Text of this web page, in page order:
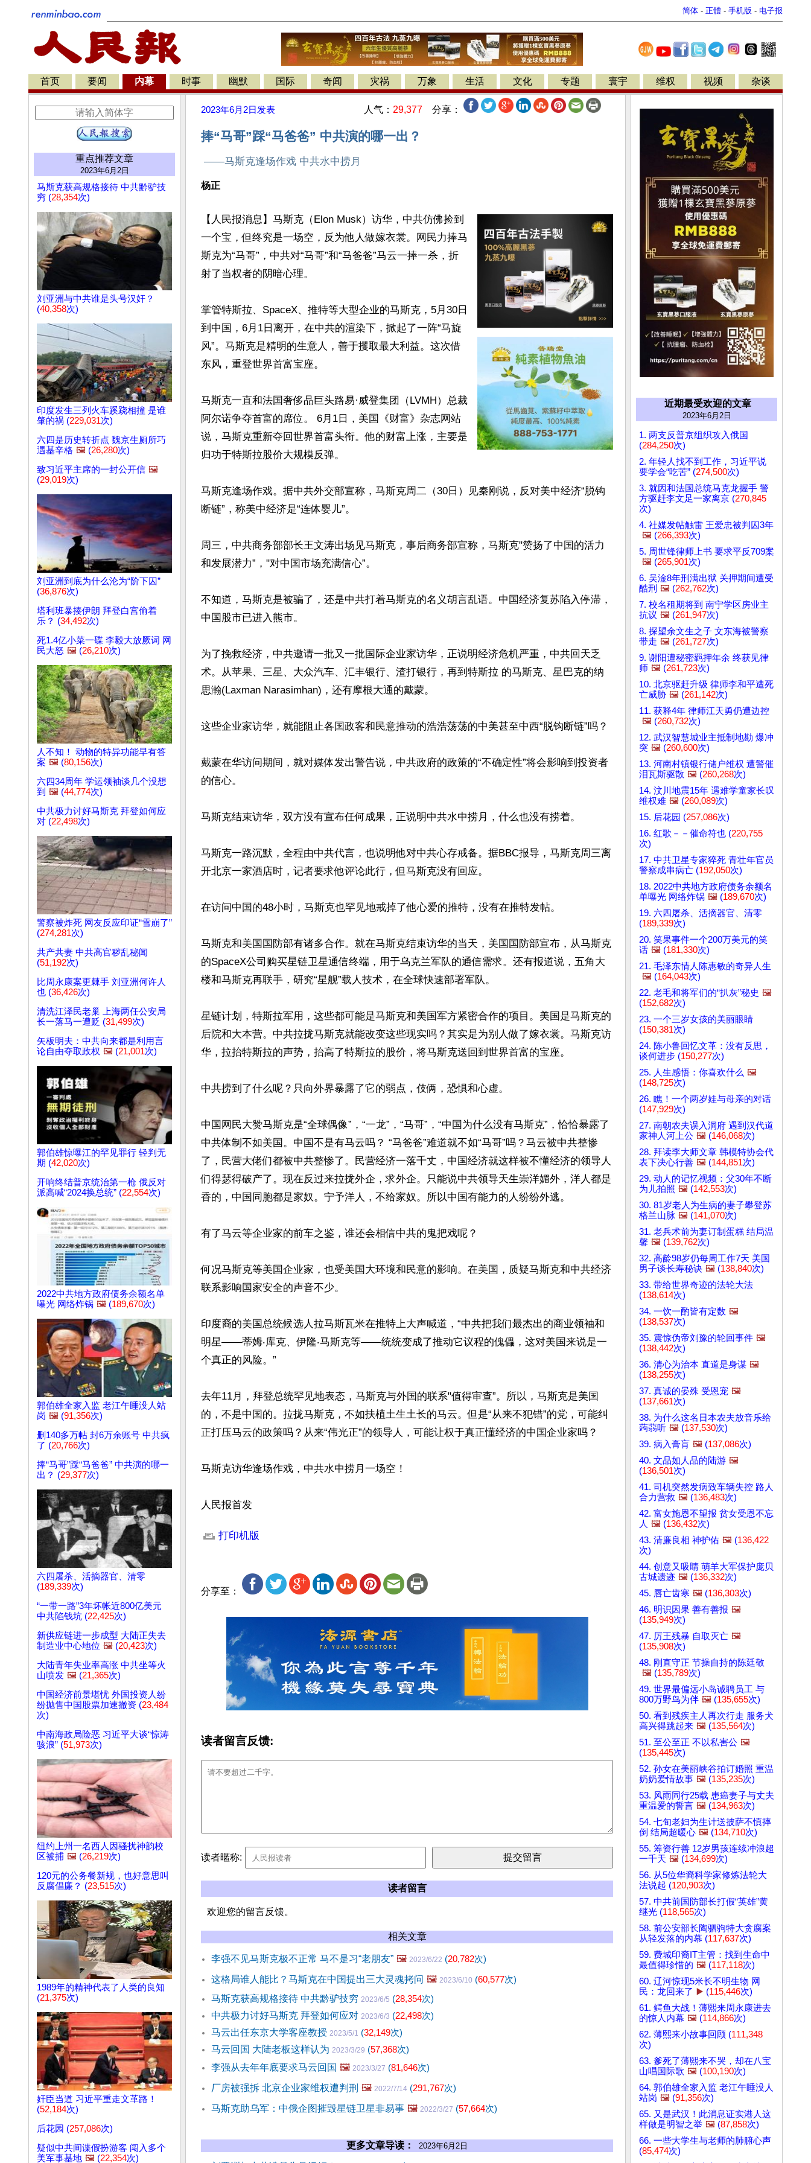
简体 - 正體 - 手机版 - 电子报
首页 要闻 内幕 时事 幽默 国际 奇闻 灾祸 万象 生活 文化 专题 寰宇 维权 视频 杂谈
重点推荐文章
2023年6月2日
马斯克获高规格接待 中共黔驴技
穷 (28,354次)
刘亚洲与中共谁是头号汉奸？
(40,358次)
印度发生三列火车蹊跷相撞 是谁
肇的祸 (229,031次)
六四是历史转折点 魏京生厕所巧
遇基辛格 🖼️ (26,280次)
致习近平主席的一封公开信 🖼️
(29,019次)
刘亚洲到底为什么沦为“阶下囚”
(36,876次)
塔利班暴揍伊朗 拜登白宫偷着
乐？ (34,492次)
死1.4亿小菜一碟 李毅大放厥词 网
民大怒 🖼️ (26,210次)
人不知！ 动物的特异功能早有答
案 🖼️ (80,156次)
六四34周年 学运领袖谈几个没想
到 🖼️ (44,774次)
中共极力讨好马斯克 拜登如何应
对 (22,498次)
警察被炸死 网友反应印证“雪崩了”
(274,281次)
共产共妻 中共高官秽乱秘闻
(51,192次)
比周永康案更棘手 刘亚洲何许人
也 (36,426次)
清洗江泽民老巢 上海两任公安局
长一落马一遭贬 (31,499次)
矢板明夫：中共向来都是利用言
论自由夺取政权 🖼️ (21,001次)
郭伯雄惊曝江的罕见罪行 轻判无
期 (42,020次)
开响终结普京统治第一枪 俄反对
派高喊“2024换总统” (22,554次)
2022中共地方政府债务余额名单
曝光 网络炸锅 🖼️ (189,670次)
郭伯雄全家入监 老江午睡没人站
岗 🖼️ (91,356次)
删140多万帖 封6万余账号 中共疯
了 (20,766次)
捧“马哥”踩“马爸爸” 中共演的哪一
出？ (29,377次)
六四屠杀、活摘器官、清零
(189,339次)
“一带一路”3年坏帐近800亿美元
中共陷钱坑 (22,425次)
新供应链进一步成型 大陆正失去
制造业中心地位 🖼️ (20,423次)
大陆青年失业率高涨 中共坐等火
山喷发 🖼️ (21,365次)
中国经济前景堪忧 外国投资人纷
纷抛售中国股票加速撤资 (23,484
次)
中南海政局险恶 习近平大谈“惊涛
骇浪” (51,973次)
纽约上州一名西人因骚扰神韵校
区被捕 🖼️ (26,219次)
120元的公务餐新规，也好意思叫
反腐倡廉？ (23,515次)
1989年的精神代表了人类的良知
(21,375次)
奸臣当道 习近平重走文革路！
(52,184次)
后花园 (257,086次)
疑似中共间谍假扮游客 闯入多个
美军事基地 🖼️ (22,354次)
2023年6月2日 发表 人气： 29,377 分享：
捧“马哥”踩“马爸爸” 中共演的哪一出？
——马斯克逢场作戏 中共水中捞月
杨正
【人民报消息】马斯克（Elon Musk）访华，中共仿佛捡到
一个宝，但终究是一场空，反为他人做嫁衣裳。网民力捧马
斯克为“马哥”，中共对“马哥”和“马爸爸”马云一捧一杀，折
射了当权者的阴暗心理。
掌管特斯拉、SpaceX、推特等大型企业的马斯克，5月30日
到中国，6月1日离开，在中共的渲染下，掀起了一阵“马旋
风”。马斯克是精明的生意人，善于攫取最大利益。这次借
东风，重登世界首富宝座。
马斯克一直和法国奢侈品巨头路易·威登集团（LVMH）总裁
阿尔诺争夺首富的席位。 6月1日，美国《财富》杂志网站
说，马斯克重新夺回世界首富头衔。他的财富上涨，主要是
归功于特斯拉股价大规模反弹。
马斯克逢场作戏。据中共外交部宣称，马斯克周二（30日）见秦刚说，反对美中经济“脱钩
断链”，称美中经济是“连体婴儿”。
周三，中共商务部部长王文涛出场见马斯克，事后商务部宣称，马斯克"赞扬了中国的活力
和发展潜力”，"对中国市场充满信心”。
不知道，马斯克是被骗了，还是中共打着马斯克的名义胡言乱语。中国经济复苏陷入停滞，
中国股市已进入熊市。
为了挽救经济，中共邀请一批又一批国际企业家访华，正说明经济危机严重，中共回天乏
术。从苹果、三星、大众汽车、汇丰银行、渣打银行，再到特斯拉 的马斯克、星巴克的纳
思瀚(Laxman Narasimhan)，还有摩根大通的戴蒙。
这些企业家访华，就能阻止各国政客和民意推动的浩浩荡荡的中美甚至中西“脱钩断链”吗？
戴蒙在华访问期间，就对媒体发出警告说，中共政府的政策的“不确定性”将会影响到投资者
的信心。
马斯克结束访华，双方没有宣布任何成果，正说明中共水中捞月，什么也没有捞着。
马斯克一路沉默，全程由中共代言，也说明他对中共心存戒备。据BBC报导，马斯克周三离
开北京一家酒店时，记者要求他评论此行，但马斯克没有回应。
在访问中国的48小时，马斯克也罕见地戒掉了他心爱的推特，没有在推特发帖。
马斯克和美国国防部有诸多合作。就在马斯克结束访华的当天，美国国防部宣布，从马斯克
的SpaceX公司购买星链卫星通信终端，用于乌克兰军队的通信需求。还有报道说，五角大
楼和马斯克再联手，研究“星舰”载人技术，在全球快速部署军队。
星链计划，特斯拉军用，这些都可能是马斯克和美国军方紧密合作的项目。美国是马斯克的
后院和大本营。中共拉拢马斯克就能改变这些现实吗？其实是为别人做了嫁衣裳。马斯克访
华，拉抬特斯拉的声势，抬高了特斯拉的股价，将马斯克送回到世界首富的宝座。
中共捞到了什么呢？只向外界暴露了它的弱点，伎俩，恐惧和心虚。
中国网民大赞马斯克是“全球偶像”，“一龙”，“马哥”，“中国为什么没有马斯克”，恰恰暴露了
中共体制不如美国。中国不是有马云吗？ “马爸爸”难道就不如“马哥”吗？马云被中共整惨
了，民营大佬们都被中共整惨了。民营经济一落千丈，中国经济就这样被不懂经济的领导人
们得瑟得破产了。现在反过来拉拢外企，求外企。只能说中共领导天生崇洋媚外，洋人都是
香的，中国同胞都是家奴。宁予洋人，不给家奴。所以中国有能力的人纷纷外逃。
有了马云等企业家的前车之鉴，谁还会相信中共的鬼把戏呢？
何况马斯克等美国企业家，也受美国大环境和民意的影响。在美国，质疑马斯克和中共经济
联系影响国家安全的声音不少。
印度裔的美国总统候选人拉马斯瓦米在推特上大声喊道，“中共把我们最杰出的商业领袖和
明星——蒂姆‧库克、伊隆‧马斯克等——统统变成了推动它议程的傀儡，这对美国来说是一
个真正的风险。”
去年11月，拜登总统罕见地表态，马斯克与外国的联系"值得审查”。所以，马斯克是美国
的，不是中国的。拉拢马斯克，不如扶植土生土长的马云。但是“从来不犯错”的党，可能纠
正打压马云的政策吗？从来“伟光正”的领导人，可能让权于真正懂经济的中国企业家吗？
马斯克访华逢场作戏，中共水中捞月一场空！
人民报首发
打印机版
分享至：
读者留言反馈:
读者暱称:
读者留言
欢迎您的留言反馈。
相关文章
李强不见马斯克极不正常 马不是习“老朋友” 🖼️ 2023/6/22 (20,782次)
这格局谁人能比？马斯克在中国提出三大灵魂拷问 🖼️ 2023/6/10 (60,577次)
马斯克获高规格接待 中共黔驴技穷 2023/6/5 (28,354次)
中共极力讨好马斯克 拜登如何应对 2023/6/3 (22,498次)
马云出任东京大学客座教授 2023/5/1 (32,149次)
马云回国 大陆老板这样认为 2023/3/29 (57,368次)
李强从去年年底要求马云回国 🖼️ 2023/3/27 (81,646次)
厂房被强拆 北京企业家维权遭判刑 🖼️ 2022/7/14 (291,767次)
马斯克助乌军：中俄企图摧毁星链卫星非易事 🖼️ 2022/3/27 (57,664次)
更多文章导读： 2023年6月2日
近期最受欢迎的文章
2023年6月2日
1. 两支反普京组织攻入俄国
(284,250次)
2. 年轻人找不到工作，习近平说
要学会“吃苦” (274,500次)
3. 就因和法国总统马克龙握手 警
方驱赶李文足一家离京 (270,845
次)
4. 社媒发帖触雷 王爱忠被判囚3年
🖼️ (266,393次)
5. 周世锋律师上书 要求平反709案
🖼️ (265,901次)
6. 吴淦8年刑满出狱 关押期间遭受
酷刑 🖼️ (262,762次)
7. 校名租期将到 南宁学区房业主
抗议 🖼️ (261,947次)
8. 探望余文生之子 文东海被警察
带走 🖼️ (261,727次)
9. 谢阳遭秘密羁押年余 终获见律
师 🖼️ (261,723次)
10. 北京驱赶升级 律师李和平遭死
亡威胁 🖼️ (261,142次)
11. 获释4年 律师江天勇仍遭边控
🖼️ (260,732次)
12. 武汉智慧城业主抵制地勘 爆冲
突 🖼️ (260,600次)
13. 河南村镇银行储户维权 遭警催
泪瓦斯驱散 🖼️ (260,268次)
14. 汶川地震15年 遇难学童家长叹
维权难 🖼️ (260,089次)
15. 后花园 (257,086次)
16. 红歌－－催命符也 (220,755
次)
17. 中共卫星专家猝死 青壮年官员
警察成串病亡 (192,050次)
18. 2022中共地方政府债务余额名
单曝光 网络炸锅 🖼️ (189,670次)
19. 六四屠杀、活摘器官、清零
(189,339次)
20. 笑果事件一个200万美元的笑
话 🖼️ (181,330次)
21. 毛泽东情人陈惠敏的奇异人生
🖼️ (164,043次)
22. 老毛和将军们的“扒灰”秘史 🖼️
(152,682次)
23. 一个三岁女孩的美丽眼睛
(150,381次)
24. 陈小鲁回忆文革：没有反思，
谈何进步 (150,277次)
25. 人生感悟：你喜欢什么 🖼️
(148,725次)
26. 瞧！一个两岁娃与母亲的对话
(147,929次)
27. 南朝农夫误入洞府 遇到汉代道
家神人河上公 🖼️ (146,068次)
28. 拜读李大师文章 韩模特协会代
表下决心行善 🖼️ (144,851次)
29. 动人的记忆视频：父30年不断
为儿拍照 🖼️ (142,553次)
30. 81岁老人为生病的妻子攀登苏
格兰山脉 🖼️ (141,070次)
31. 老兵术前为妻订制蛋糕 结局温
馨 🖼️ (139,762次)
32. 高龄98岁仍每周工作7天 美国
男子谈长寿秘诀 🖼️ (138,840次)
33. 带给世界奇迹的法轮大法
(138,614次)
34. 一饮一酌皆有定数 🖼️
(138,537次)
35. 震惊伪帝刘豫的轮回事件 🖼️
(138,442次)
36. 清心为治本 直道是身谋 🖼️
(138,255次)
37. 真诚的晏殊 受恩宠 🖼️
(137,661次)
38. 为什么这名日本农夫放音乐给
蒟蒻听 🖼️ (137,530次)
39. 病入膏肓 🖼️ (137,086次)
40. 文品如人品的陆游 🖼️
(136,501次)
41. 司机突然发病致车辆失控 路人
合力营救 🖼️ (136,483次)
42. 富女施恩不望报 贫女受恩不忘
人 🖼️ (136,432次)
43. 清廉良相 神护佑 🖼️ (136,422
次)
44. 创意又吸睛 萌羊大军保护庞贝
古城遗迹 🖼️ (136,332次)
45. 唇亡齿寒 🖼️ (136,303次)
46. 明识因果 善有善报 🖼️
(135,949次)
47. 厉王残暴 自取灭亡 🖼️
(135,908次)
48. 刚直守正 节操自持的陈廷敬
🖼️ (135,789次)
49. 世界最偏远小岛诚聘员工 与
800万野鸟为伴 🖼️ (135,655次)
50. 看到残疾主人再次行走 服务犬
高兴得跳起来 🖼️ (135,564次)
51. 至公至正 不以私害公 🖼️
(135,445次)
52. 孙女在美丽峡谷拍订婚照 重温
奶奶爱情故事 🖼️ (135,235次)
53. 风雨同行25载 患癌妻子与丈夫
重温爱的誓言 🖼️ (134,963次)
54. 七旬老妇为生计送披萨不慎摔
倒 结局超暖心 🖼️ (134,710次)
55. 筹资行善 12岁男孩连续冲浪超
一千天 🖼️ (134,699次)
56. 从5位华裔科学家修炼法轮大
法说起 (120,903次)
57. 中共前国防部长打假“英雄”黄
继光 (118,565次)
58. 前公安部长陶驷驹特大贪腐案
从轻发落的内幕 (117,637次)
59. 费城印裔IT主管：找到生命中
最值得珍惜的 🖼️ (117,118次)
60. 辽河惊现5米长不明生物 网
民：龙回来了 ▶️ (115,446次)
61. 鳄鱼大战！薄熙来周永康进去
的惊人内幕 🖼️ (114,866次)
62. 薄熙来小故事回顾 (111,348
次)
63. 爹死了薄熙来不哭，却在八宝
山唱国际歌 🖼️ (100,190次)
64. 郭伯雄全家入监 老江午睡没人
站岗 🖼️ (91,356次)
65. 又是武汉！此消息证实港人这
样做是明智之举 🖼️ (87,858次)
66. 一些大学生与老师的肺腑心声
(85,474次)